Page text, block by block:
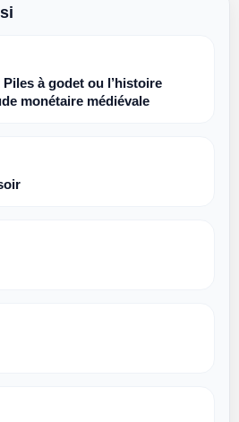
à godet ou l’histoire
monétaire médiévale